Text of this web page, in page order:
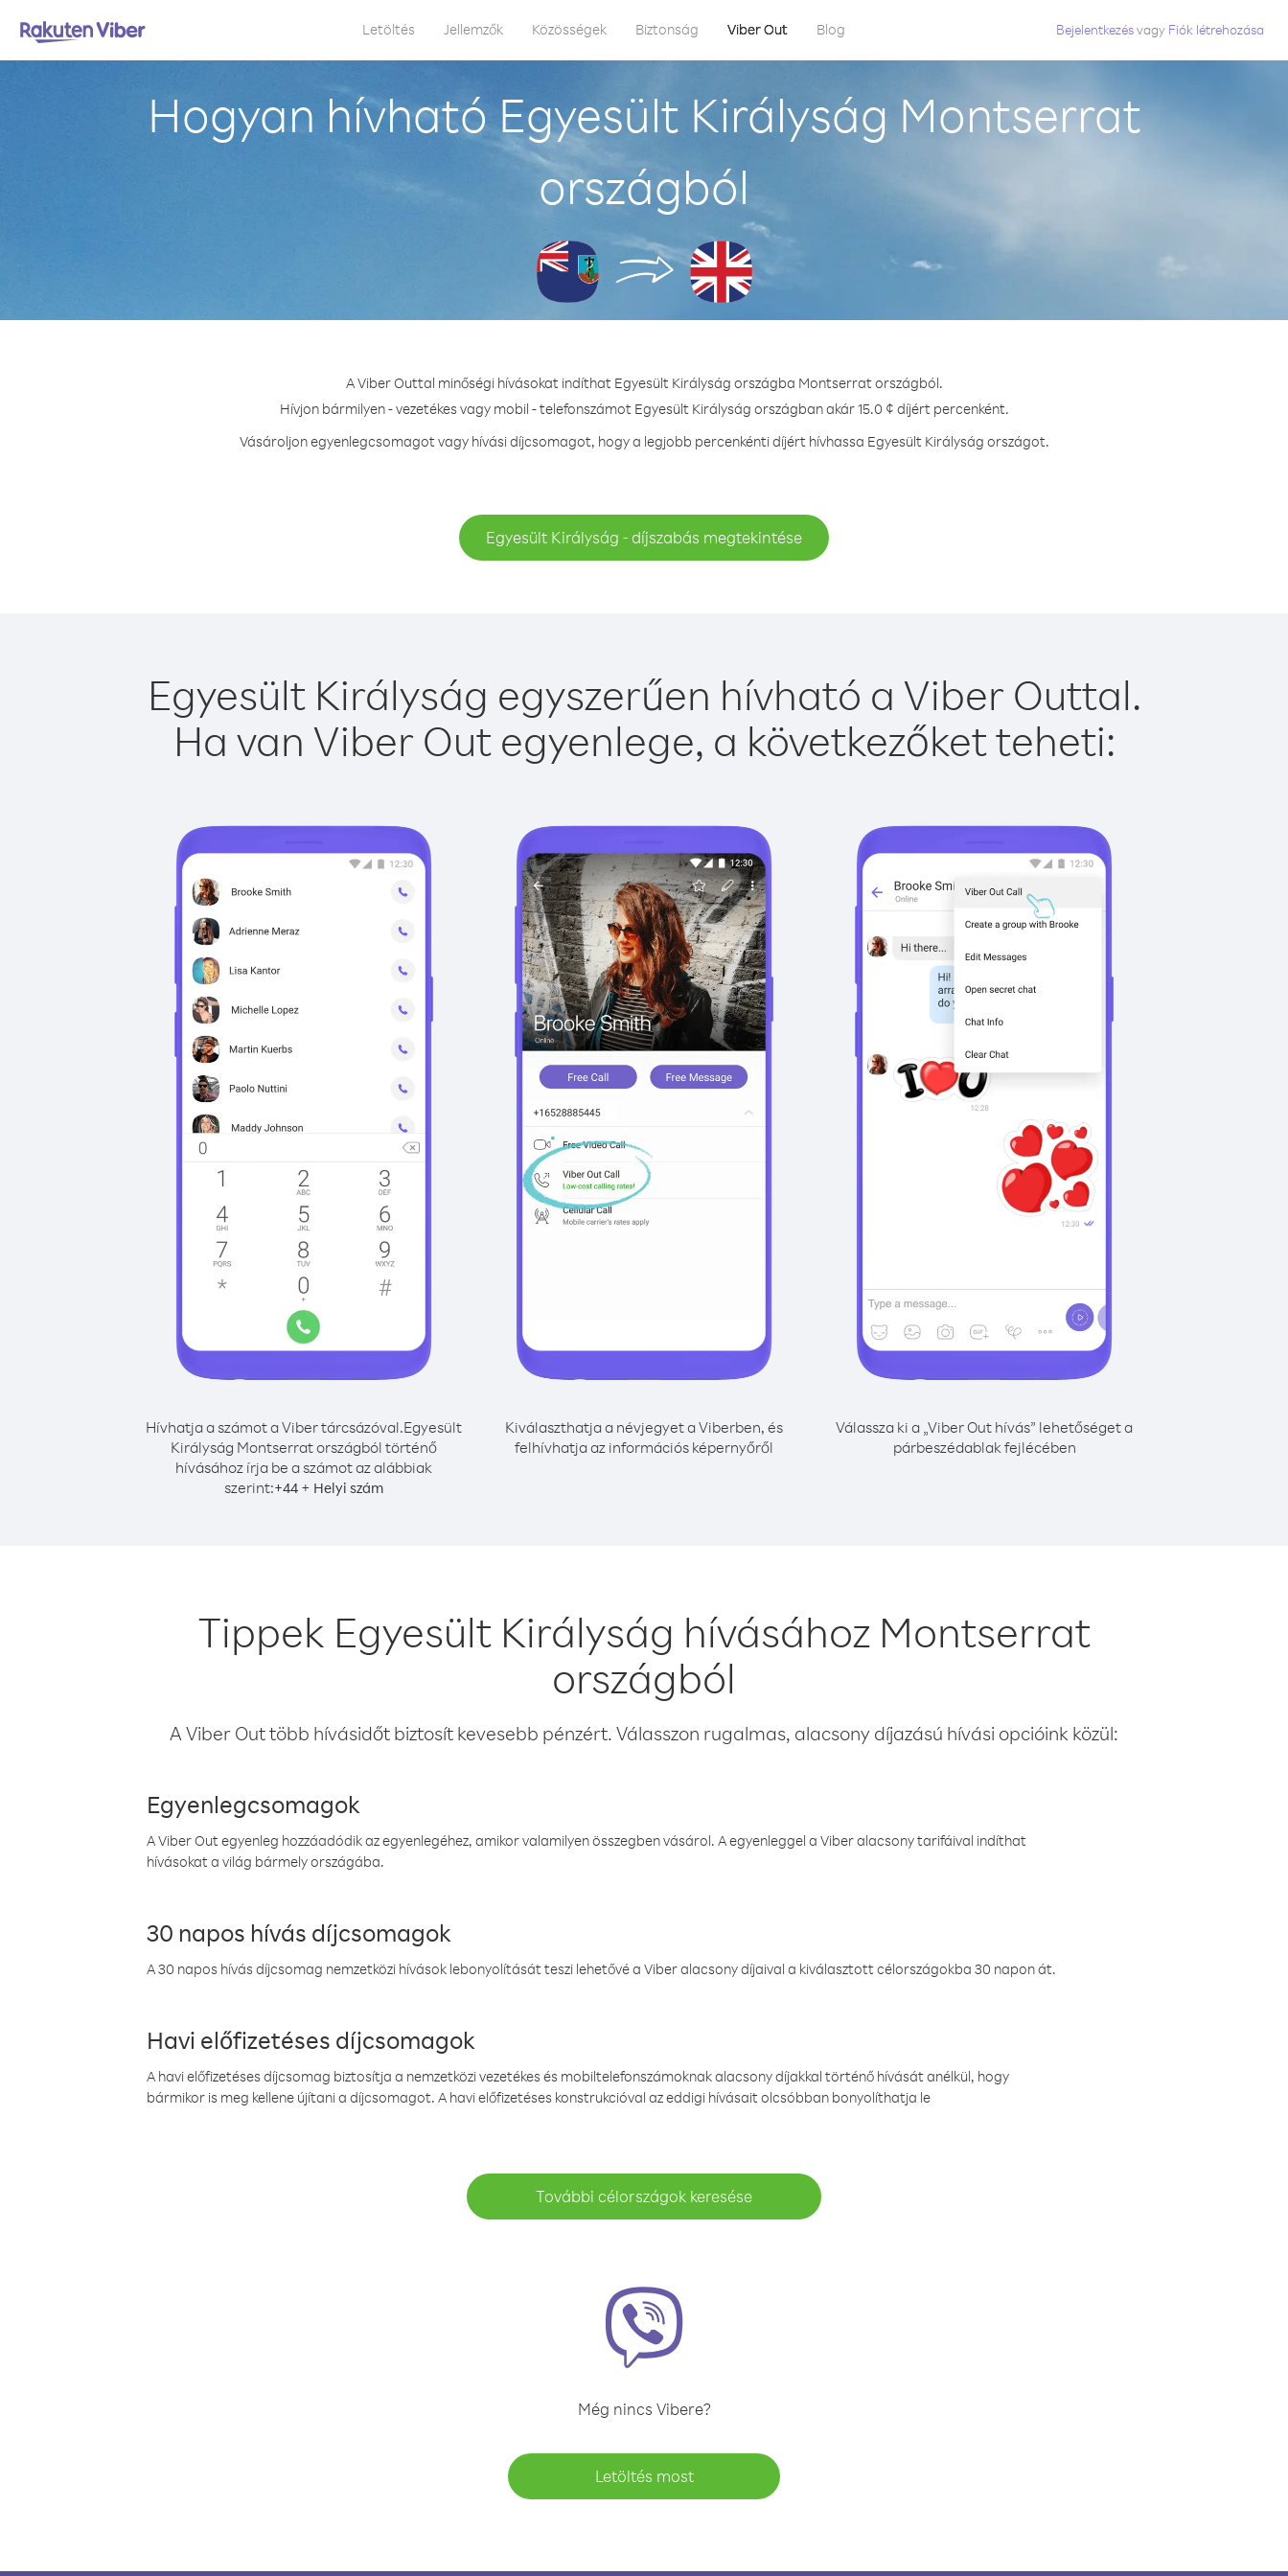
Letöltés Jellemzők Közösségek Biztonság Viber Out Blog Bejelentkezésvagy Fiók létrehozása
Hogyan hívható Egyesült Királyság Montserrat
országból
A Viber Outtal minőségi hívásokat indíthat Egyesült Királyság országba Montserrat országból.
Hívjon bármilyen - vezetékes vagy mobil - telefonszámot Egyesült Királyság országban akár 15.0 ¢ díjért percenként.
Vásároljon egyenlegcsomagot vagy hívási díjcsomagot, hogy a legjobb percenkénti díjért hívhassa Egyesült Királyság országot.
Egyesült Királyság - díjszabás megtekintése
Egyesült Királyság egyszerűen hívható a Viber Outtal.
Ha van Viber Out egyenlege, a következőket teheti:
Hívhatja a számot a Viber tárcsázóval.Egyesült
Királyság Montserrat országból történő
hívásához írja be a számot az alábbiak
szerint:+44 + Helyi szám
Kiválaszthatja a névjegyet a Viberben, és
felhívhatja az információs képernyőről
Válassza ki a „Viber Out hívás” lehetőséget a
párbeszédablak fejlécében
Tippek Egyesült Királyság hívásához Montserrat
országból
A Viber Out több hívásidőt biztosít kevesebb pénzért. Válasszon rugalmas, alacsony díjazású hívási opcióink közül:
Egyenlegcsomagok
A Viber Out egyenleg hozzáadódik az egyenlegéhez, amikor valamilyen összegben vásárol. A egyenleggel a Viber alacsony tarifáival indíthat
hívásokat a világ bármely országába.
30 napos hívás díjcsomagok
A 30 napos hívás díjcsomag nemzetközi hívások lebonyolítását teszi lehetővé a Viber alacsony díjaival a kiválasztott célországokba 30 napon át.
Havi előfizetéses díjcsomagok
A havi előfizetéses díjcsomag biztosítja a nemzetközi vezetékes és mobiltelefonszámoknak alacsony díjakkal történő hívását anélkül, hogy
bármikor is meg kellene újítani a díjcsomagot. A havi előfizetéses konstrukcióval az eddigi hívásait olcsóbban bonyolíthatja le
További célországok keresése
Még nincs Vibere?
Letöltés most